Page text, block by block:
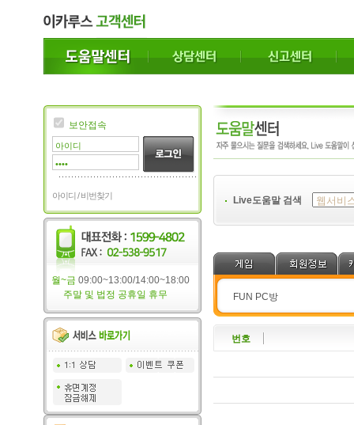
보안접속
아이디 / 비번찾기
월~금 09:00~13:00/14:00~18:00
주말 및 법정 공휴일 휴무
Live도움말 검색
FUN PC방
번호